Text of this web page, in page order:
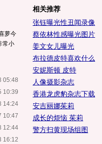
萝今
常小
05:48
10:39
14:24
10:47
12:44
16:12
相关推荐
张钰曝光性丑闻录像
蔡依林性感曝光图片
姜文女儿曝光
布拉德皮特喜欢什么
安妮斯顿 皮特
人像摄影杂志
香港龙虎豹杂志下载
安吉丽娜茱莉
成长的烦恼 茱莉
警方扫黄现场组图